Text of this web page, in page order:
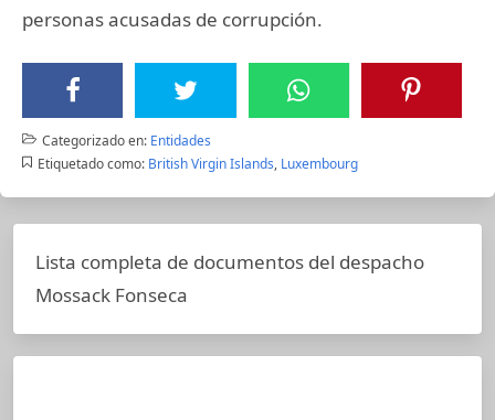
personas acusadas de corrupción.
Categorizado en: Entidades
Etiquetado como: British Virgin Islands, Luxembourg
Lista completa de documentos del despacho
Mossack Fonseca